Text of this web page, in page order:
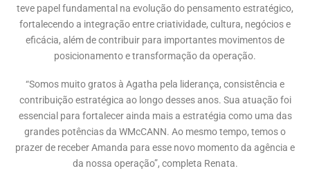
teve papel fundamental na evolução do pensamento estratégico,
fortalecendo a integração entre criatividade, cultura, negócios e
eficácia, além de contribuir para importantes movimentos de
posicionamento e transformação da operação.
“Somos muito gratos à Agatha pela liderança, consistência e
contribuição estratégica ao longo desses anos. Sua atuação foi
essencial para fortalecer ainda mais a estratégia como uma das
grandes potências da WMcCANN. Ao mesmo tempo, temos o
prazer de receber Amanda para esse novo momento da agência e
da nossa operação”, completa Renata.